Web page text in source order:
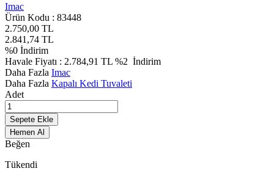
Imac
Ürün Kodu : 83448
2.750,00 TL
2.841,74 TL
%0 İndirim
Havale Fiyatı : 2.784,91 TL %2 İndirim
Daha Fazla Imac
Daha Fazla Kapalı Kedi Tuvaleti
Adet
Sepete Ekle
Hemen Al
Beğen
Tükendi